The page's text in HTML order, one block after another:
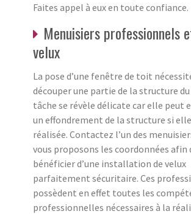
Faites appel à eux en toute confiance.
Menuisiers professionnels
velux
La pose d’une fenêtre de toit
découper une partie de la structure
tâche se révèle délicate car elle peut
un effondrement de la structure si
réalisée. Contactez l’un des
vous proposons les coordonnées afin
bénéficier d’une installation de velux
parfaitement sécuritaire. Ces
possèdent en effet toutes les
professionnelles nécessaires à la